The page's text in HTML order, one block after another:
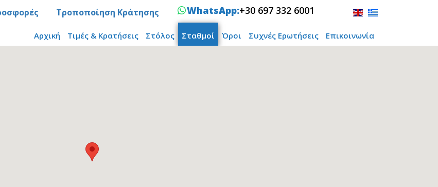
Τροποποίηση Κράτησης WhatsApp:+30 697 332 6001
Αρχική Τιμές & Κρατήσεις Στόλος Σταθμοί Όροι Συχνές Ερωτήσεις Επικοινωνία